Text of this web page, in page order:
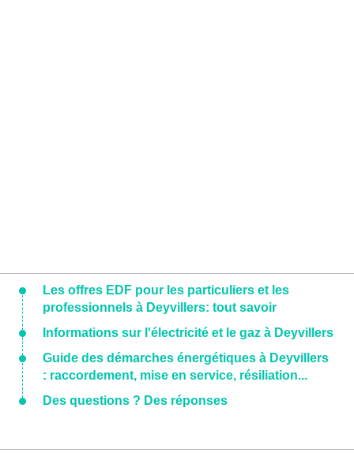
Les offres EDF pour les particuliers et les
professionnels à Deyvillers: tout savoir
Informations sur l'électricité et le gaz à Deyvillers
Guide des démarches énergétiques à Deyvillers
: raccordement, mise en service, résiliation...
Des questions ? Des réponses